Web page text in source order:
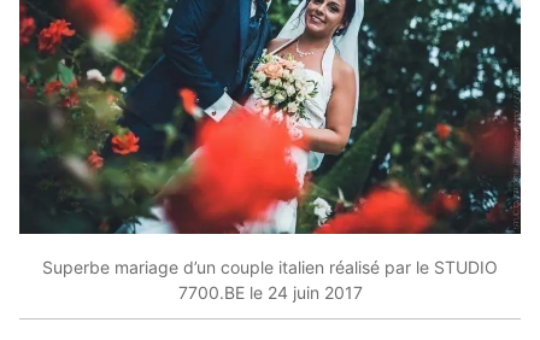
Superbe mariage d’un couple italien réalisé par le STUDIO
7700.BE le 24 juin 2017